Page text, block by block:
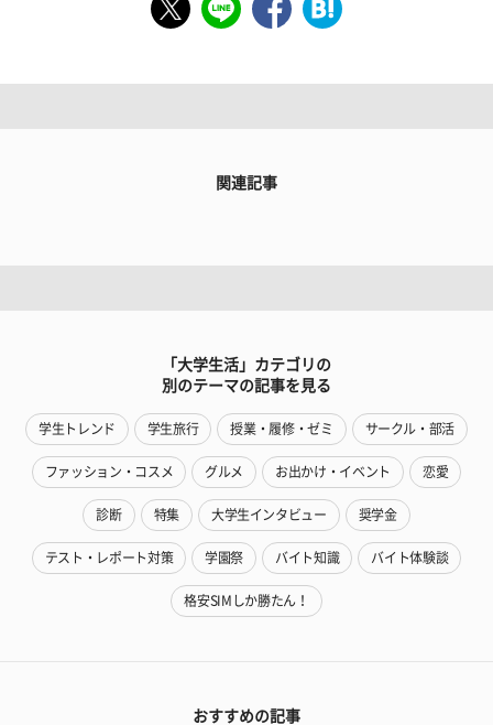
関連記事
「大学生活」カテゴリの
別のテーマの記事を見る
学生トレンド 学生旅行 授業・履修・ゼミ サークル・部活
ファッション・コスメ グルメ お出かけ・イベント 恋愛
診断 特集 大学生インタビュー 奨学金
テスト・レポート対策 学園祭 バイト知識 バイト体験談
格安SIMしか勝たん！
おすすめの記事